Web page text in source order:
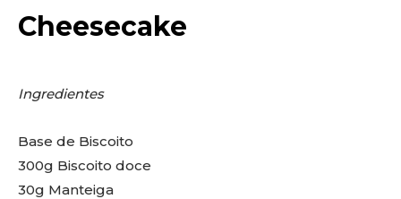
Cheesecake
Ingredientes
Base de Biscoito
300g Biscoito doce
30g Manteiga